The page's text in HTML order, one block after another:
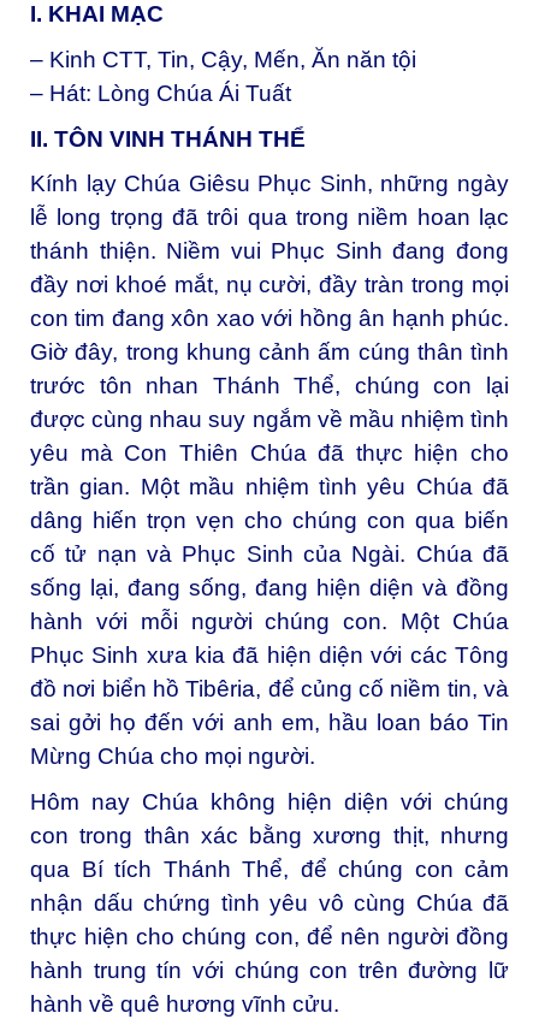
I. KHAI MẠC
– Kinh CTT, Tin, Cậy, Mến, Ăn năn tội
– Hát: Lòng Chúa Ái Tuất
II. TÔN VINH THÁNH THỂ
Kính lạy Chúa Giêsu Phục Sinh, những ngày
lễ long trọng đã trôi qua trong niềm hoan lạc
thánh thiện. Niềm vui Phục Sinh đang đong
đầy nơi khoé mắt, nụ cười, đầy tràn trong mọi
con tim đang xôn xao với hồng ân hạnh phúc.
Giờ đây, trong khung cảnh ấm cúng thân tình
trước tôn nhan Thánh Thể, chúng con lại
được cùng nhau suy ngắm về mầu nhiệm tình
yêu mà Con Thiên Chúa đã thực hiện cho
trần gian. Một mầu nhiệm tình yêu Chúa đã
dâng hiến trọn vẹn cho chúng con qua biến
cố tử nạn và Phục Sinh của Ngài. Chúa đã
sống lại, đang sống, đang hiện diện và đồng
hành với mỗi người chúng con. Một Chúa
Phục Sinh xưa kia đã hiện diện với các Tông
đồ nơi biển hồ Tibêria, để củng cố niềm tin, và
sai gởi họ đến với anh em, hầu loan báo Tin
Mừng Chúa cho mọi người.
Hôm nay Chúa không hiện diện với chúng
con trong thân xác bằng xương thịt, nhưng
qua Bí tích Thánh Thể, để chúng con cảm
nhận dấu chứng tình yêu vô cùng Chúa đã
thực hiện cho chúng con, để nên người đồng
hành trung tín với chúng con trên đường lữ
hành về quê hương vĩnh cửu.